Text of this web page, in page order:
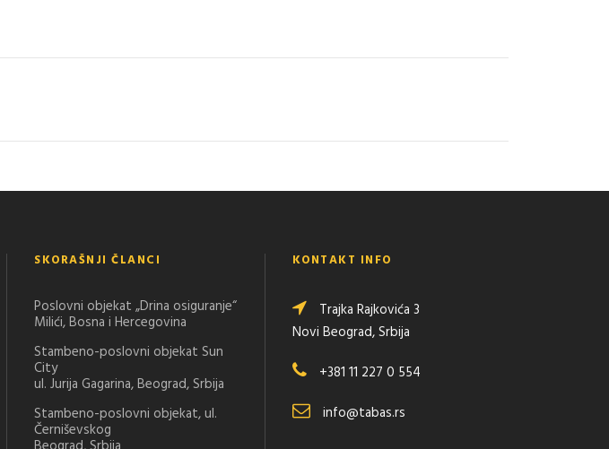
SKORAŠNJI ČLANCI
Poslovni objekat „Drina osiguranje“
Milići, Bosna i Hercegovina
Stambeno-poslovni objekat Sun
City
ul. Jurija Gagarina, Beograd, Srbija
Stambeno-poslovni objekat, ul.
Černiševskog
KONTAKT INFO
Trajka Rajkovića 3
Novi Beograd, Srbija
+381 11 227 0 554
info@tabas.rs